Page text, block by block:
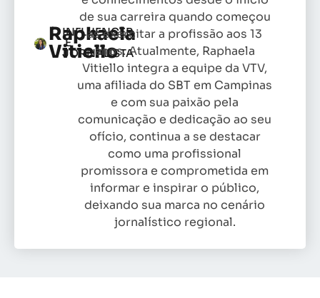
Raphaela
Vitiello
INFLUENCER
E
JORNALISTA
de sua carreira quando começou
as exercitar a profissão aos 13
anos. Atualmente, Raphaela
Vitiello integra a equipe da VTV,
uma afiliada do SBT em Campinas
e com sua paixão pela
comunicação e dedicação ao seu
ofício, continua a se destacar
como uma profissional
promissora e comprometida em
informar e inspirar o público,
deixando sua marca no cenário
jornalístico regional.